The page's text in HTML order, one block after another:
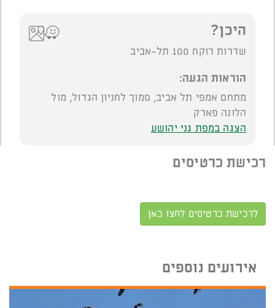
היכן?
שדרות רוקח 100 תל-אביב
הוראות הגעה:
מתחם אמפי תל אביב, סמוך לחניון הגדול, מול
הלונה פארק
הצגה במפת גני יהושע
רכישת כרטיסים
לרכישת כרטיסים לחצו כאן
אירועים נוספים